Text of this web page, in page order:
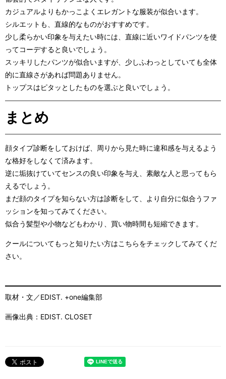
カジュアルよりもかっこよくエレガントな服装が似合います。
シルエットも、直線的なものがおすすめです。
少し柔らかい印象を与えたい時には、直線に近いワイドパンツを使
ってコーデすると良いでしょう。
スッキリしたパンツが似合いますが、少しふわっとしていても全体
的に直線さがあれば問題ありません。
トップスはピタッとしたものを選ぶと良いでしょう。
まとめ
顔タイプ診断をしておけば、周りから見た時に違和感を与えるよう
な格好をしなくて済みます。
逆に垢抜けていてセンスの良い印象を与え、素敵な人と思ってもら
えるでしょう。
まだ顔のタイプを知らない方は診断をして、より自分に似合うファ
ッションを知ってみてください。
似合う髪型や小物などもわかり、買い物時間も短縮できます。
クールについてもっと知りたい方はこちらをチェックしてみてくだ
さい。
取材・文／EDIST. +one編集部
画像出典：EDIST. CLOSET